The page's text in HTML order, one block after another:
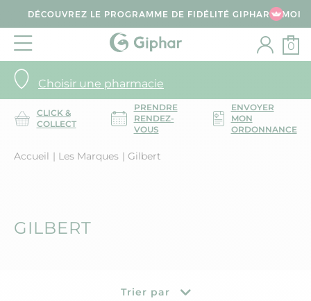
DÉCOUVREZ LE PROGRAMME DE FIDÉLITÉ GIPHAR & MOI
Choisir une pharmacie
0
CLICK &
COLLECT
PRENDRE
RENDEZ-
VOUS
ENVOYER
MON
ORDONNANCE
Accueil Les Marques Gilbert
GILBERT
Trier par